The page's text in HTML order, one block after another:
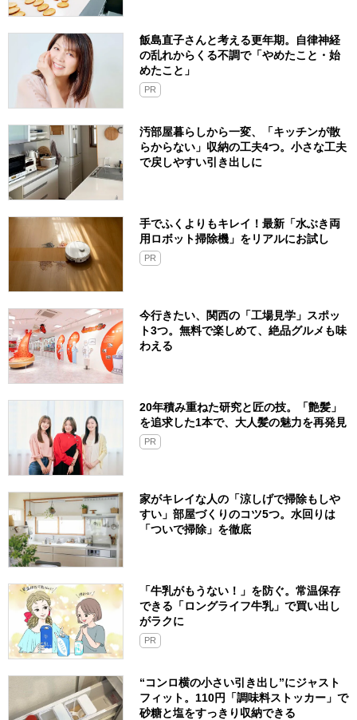
飯島直子さんと考える更年期。自律神経
の乱れからくる不調で「やめたこと・始
めたこと」
PR
汚部屋暮らしから一変、「キッチンが散
らからない」収納の工夫4つ。小さな工夫
で戻しやすい引き出しに
手でふくよりもキレイ！最新「水ぶき両
用ロボット掃除機」をリアルにお試し
PR
今行きたい、関西の「工場見学」スポッ
ト3つ。無料で楽しめて、絶品グルメも味
わえる
20年積み重ねた研究と匠の技。「艶髪」
を追求した1本で、大人髪の魅力を再発見
PR
家がキレイな人の「涼しげで掃除もしや
すい」部屋づくりのコツ5つ。水回りは
「ついで掃除」を徹底
「牛乳がもうない！」を防ぐ。常温保存
できる「ロングライフ牛乳」で買い出し
がラクに
PR
“コンロ横の小さい引き出し”にジャスト
フィット。110円「調味料ストッカー」で
砂糖と塩をすっきり収納できる